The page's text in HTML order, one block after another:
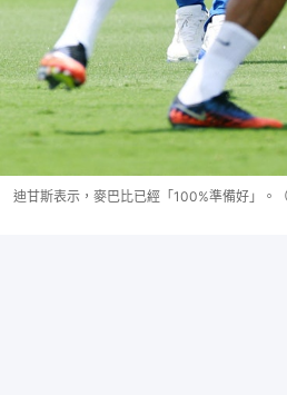
迪甘斯表示，麥巴比已經「100%準備好」。